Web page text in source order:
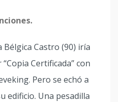
Bélgica Castro (90) iría
Certificada” con
Pero se echó a
edificio. Una pesadilla